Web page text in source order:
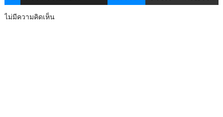
ไม่มีความคิดเห็น